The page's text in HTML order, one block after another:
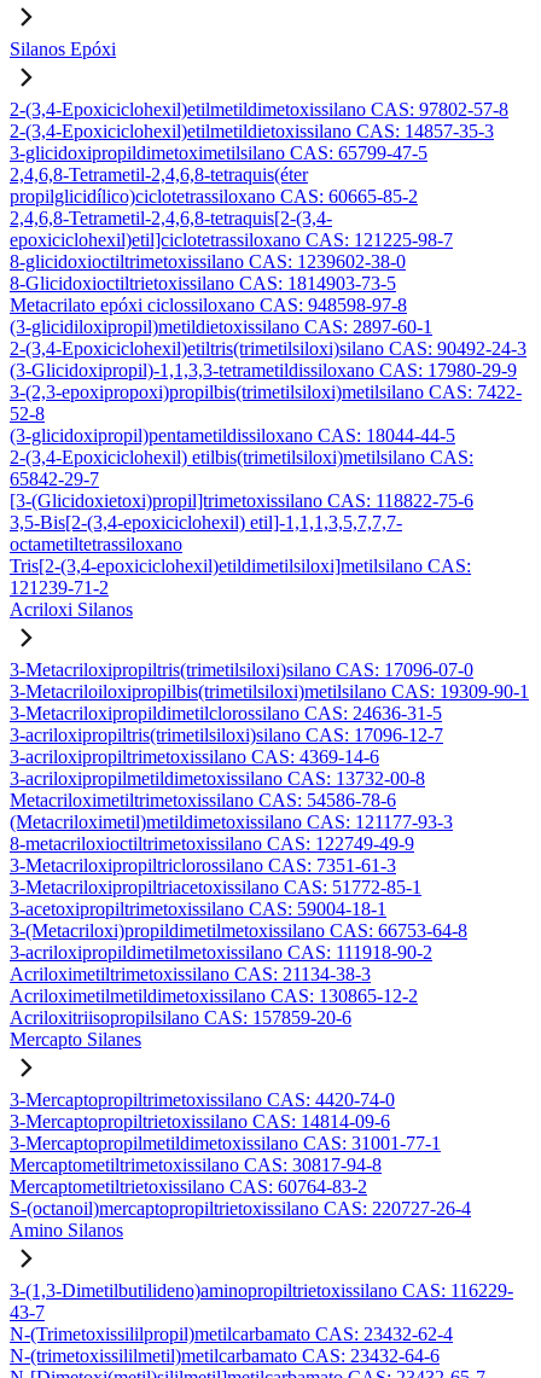
Silanos Epóxi
2-(3,4-Epoxiciclohexil)etilmetildimetoxissilano CAS: 97802-57-8
2-(3,4-Epoxiciclohexil)etilmetildietoxissilano CAS: 14857-35-3
3-glicidoxipropildimetoximetilsilano CAS: 65799-47-5
2,4,6,8-Tetrametil-2,4,6,8-tetraquis(éter
propilglicidílico)ciclotetrassiloxano CAS: 60665-85-2
2,4,6,8-Tetrametil-2,4,6,8-tetraquis[2-(3,4-
epoxiciclohexil)etil]ciclotetrassiloxano CAS: 121225-98-7
8-glicidoxioctiltrimetoxissilano CAS: 1239602-38-0
8-Glicidoxioctiltrietoxissilano CAS: 1814903-73-5
Metacrilato epóxi ciclossiloxano CAS: 948598-97-8
(3-glicidiloxipropil)metildietoxissilano CAS: 2897-60-1
2-(3,4-Epoxiciclohexil)etiltris(trimetilsiloxi)silano CAS: 90492-24-3
(3-Glicidoxipropil)-1,1,3,3-tetrametildissiloxano CAS: 17980-29-9
3-(2,3-epoxipropoxi)propilbis(trimetilsiloxi)metilsilano CAS: 7422-
52-8
(3-glicidoxipropil)pentametildissiloxano CAS: 18044-44-5
2-(3,4-Epoxiciclohexil) etilbis(trimetilsiloxi)metilsilano CAS:
65842-29-7
[3-(Glicidoxietoxi)propil]trimetoxissilano CAS: 118822-75-6
3,5-Bis[2-(3,4-epoxiciclohexil) etil]-1,1,1,3,5,7,7,7-
octametiltetrassiloxano
Tris[2-(3,4-epoxiciclohexil)etildimetilsiloxi]metilsilano CAS:
121239-71-2
Acriloxi Silanos
3-Metacriloxipropiltris(trimetilsiloxi)silano CAS: 17096-07-0
3-Metacriloiloxipropilbis(trimetilsiloxi)metilsilano CAS: 19309-90-1
3-Metacriloxipropildimetilclorossilano CAS: 24636-31-5
3-acriloxipropiltris(trimetilsiloxi)silano CAS: 17096-12-7
3-acriloxipropiltrimetoxissilano CAS: 4369-14-6
3-acriloxipropilmetildimetoxissilano CAS: 13732-00-8
Metacriloximetiltrimetoxissilano CAS: 54586-78-6
(Metacriloximetil)metildimetoxissilano CAS: 121177-93-3
8-metacriloxioctiltrimetoxissilano CAS: 122749-49-9
3-Metacriloxipropiltriclorossilano CAS: 7351-61-3
3-Metacriloxipropiltriacetoxissilano CAS: 51772-85-1
3-acetoxipropiltrimetoxissilano CAS: 59004-18-1
3-(Metacriloxi)propildimetilmetoxissilano CAS: 66753-64-8
3-acriloxipropildimetilmetoxissilano CAS: 111918-90-2
Acriloximetiltrimetoxissilano CAS: 21134-38-3
Acriloximetilmetildimetoxissilano CAS: 130865-12-2
Acriloxitriisopropilsilano CAS: 157859-20-6
Mercapto Silanes
3-Mercaptopropiltrimetoxissilano CAS: 4420-74-0
3-Mercaptopropiltrietoxissilano CAS: 14814-09-6
3-Mercaptopropilmetildimetoxissilano CAS: 31001-77-1
Mercaptometiltrimetoxissilano CAS: 30817-94-8
Mercaptometiltrietoxissilano CAS: 60764-83-2
S-(octanoil)mercaptopropiltrietoxissilano CAS: 220727-26-4
Amino Silanos
3-(1,3-Dimetilbutilideno)aminopropiltrietoxissilano CAS: 116229-
43-7
N-(Trimetoxissililpropil)metilcarbamato CAS: 23432-62-4
N-(trimetoxissililmetil)metilcarbamato CAS: 23432-64-6